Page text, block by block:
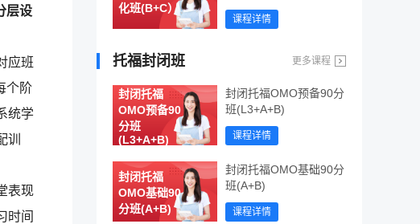
层设
应班
个阶
统学
表现
时间
化班(B+C）
课程详情
托福封闭班 更多课程
封闭托福
OMO预备90
分班
(L3+A+B)
封闭托福OMO预备90分
班(L3+A+B)
课程详情
封闭托福
OMO基础90
分班(A+B)
封闭托福OMO基础90分
班(A+B)
课程详情